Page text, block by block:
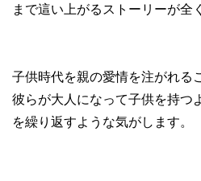
まで這い上がるストーリーが全
子供時代を親の愛情を注がれる
彼らが大人になって子供を持つ
を繰り返すような気がします。